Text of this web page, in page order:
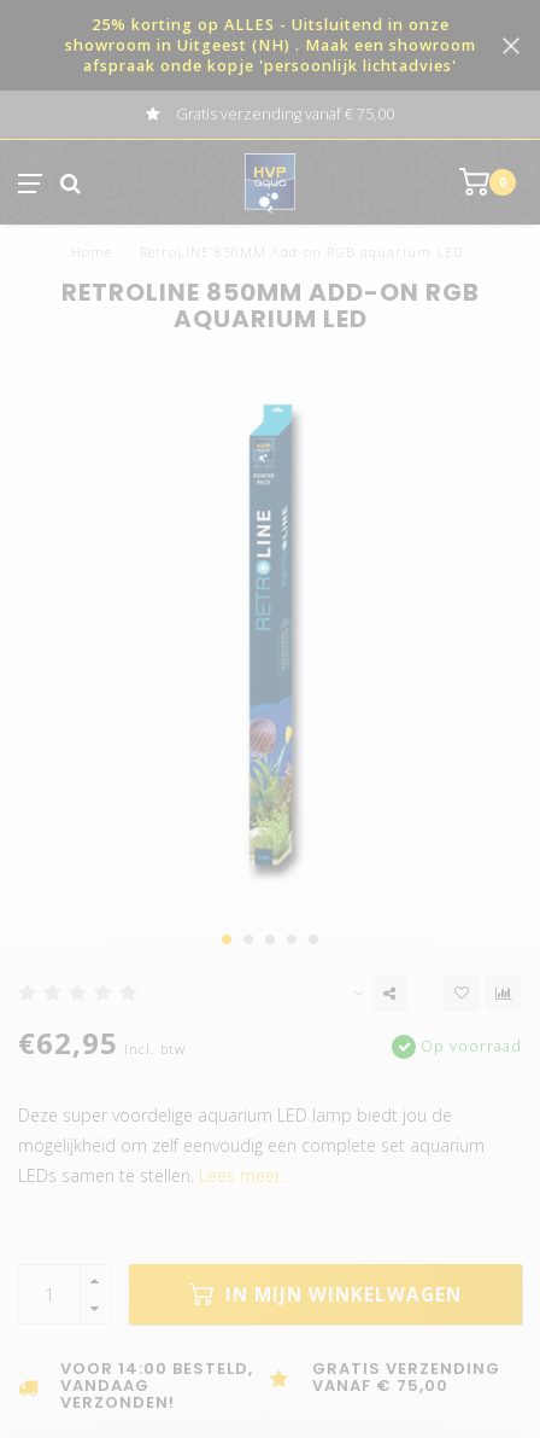
25% korting op ALLES - Uitsluitend in onze
showroom in Uitgeest (NH) . Maak een showroom
afspraak onde kopje 'persoonlijk lichtadvies'
Gratis verzending vanaf € 75,00
0
Home RetroLINE 850MM Add-on RGB aquarium LED
RETROLINE 850MM ADD-ON RGB
AQUARIUM LED
€62,95 Incl. btw Op voorraad
Deze super voordelige aquarium LED lamp biedt jou de
mogelijkheid om zelf eenvoudig een complete set aquarium
LEDs samen te stellen. Lees meer..
IN MIJN WINKELWAGEN
VOOR 14:00 BESTELD,
VANDAAG
VERZONDEN!
GRATIS VERZENDING
VANAF € 75,00